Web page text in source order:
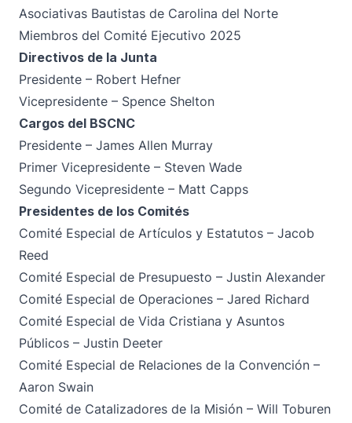
Asociativas Bautistas de Carolina del Norte
Miembros del Comité Ejecutivo 2025
Directivos de la Junta
Presidente – Robert Hefner
Vicepresidente – Spence Shelton
Cargos del BSCNC
Presidente – James Allen Murray
Primer Vicepresidente – Steven Wade
Segundo Vicepresidente – Matt Capps
Presidentes de los Comités
Comité Especial de Artículos y Estatutos – Jacob
Reed
Comité Especial de Presupuesto – Justin Alexander
Comité Especial de Operaciones – Jared Richard
Comité Especial de Vida Cristiana y Asuntos
Públicos – Justin Deeter
Comité Especial de Relaciones de la Convención –
Aaron Swain
Comité de Catalizadores de la Misión – Will Toburen